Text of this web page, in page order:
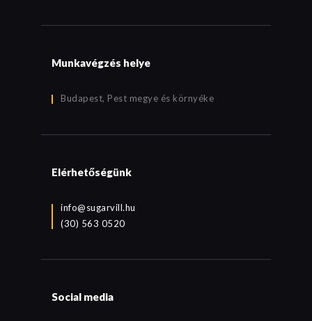
Munkavégzés helye
Budapest, Pest megye és környéke
Elérhetőségünk
info@sugarvill.hu
(30) 563 0520
Social media